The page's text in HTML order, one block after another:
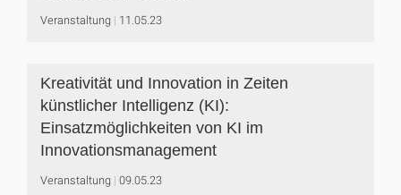
Veranstaltung 11.05.23
Kreativität und Innovation in Zeiten
künstlicher Intelligenz (KI):
Einsatzmöglichkeiten von KI im
Innovationsmanagement
Veranstaltung 09.05.23